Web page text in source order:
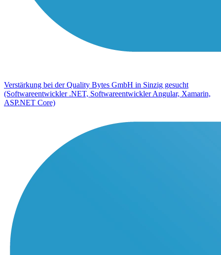
Verstärkung bei der Quality Bytes GmbH in Sinzig gesucht
(Softwareentwickler .NET, Softwareentwickler Angular, Xamarin,
ASP.NET Core)